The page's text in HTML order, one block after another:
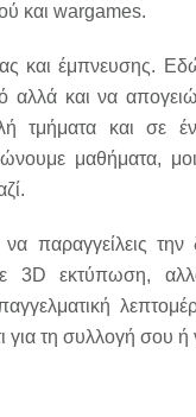
και wargames.
και έμπνευσης.
αλλά και να
τμήματα και σε
μαθήματα,
παραγγείλεις
3D εκτύπωση,
για τη συλλογή σου